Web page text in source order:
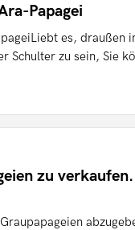
Papagei
es, draußen
Schulter zu sein, Sie
zu